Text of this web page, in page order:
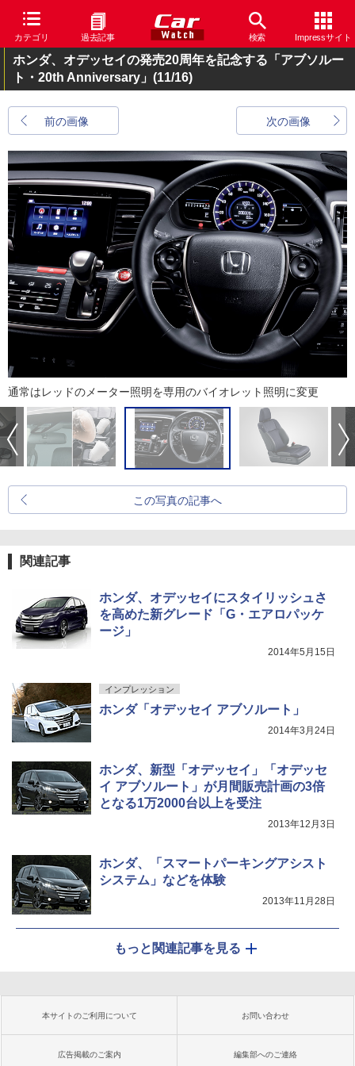
カテゴリ 過去記事 検索 Impressサイト
ホンダ、オデッセイの発売20周年を記念する「アブソルー
ト・20th Anniversary」 (11/16)
前の画像 次の画像
通常はレッドのメーター照明を専用のバイオレット照明に変更
この写真の記事へ
関連記事
ホンダ、オデッセイにスタイリッシュさ
を高めた新グレード「G・エアロパッケ
ージ」
2014年5月15日
インプレッション
ホンダ「オデッセイ アブソルート」
2014年3月24日
ホンダ、新型「オデッセイ」「オデッセ
イ アブソルート」が月間販売計画の3倍
となる1万2000台以上を受注
2013年12月3日
ホンダ、「スマートパーキングアシスト
システム」などを体験
2013年11月28日
もっと関連記事を見る
本サイトのご利用について お問い合わせ
広告掲載のご案内 編集部へのご連絡